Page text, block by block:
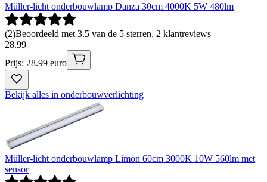
Müller-licht onderbouwlamp Danza 30cm 4000K 5W 480lm
(2)Beoordeeld met 3.5 van de 5 sterren, 2 klantreviews
28.99
Prijs: 28.99 euro
Bekijk alles in onderbouwverlichting
Müller-licht onderbouwlamp Limon 60cm 3000K 10W 560lm met
sensor